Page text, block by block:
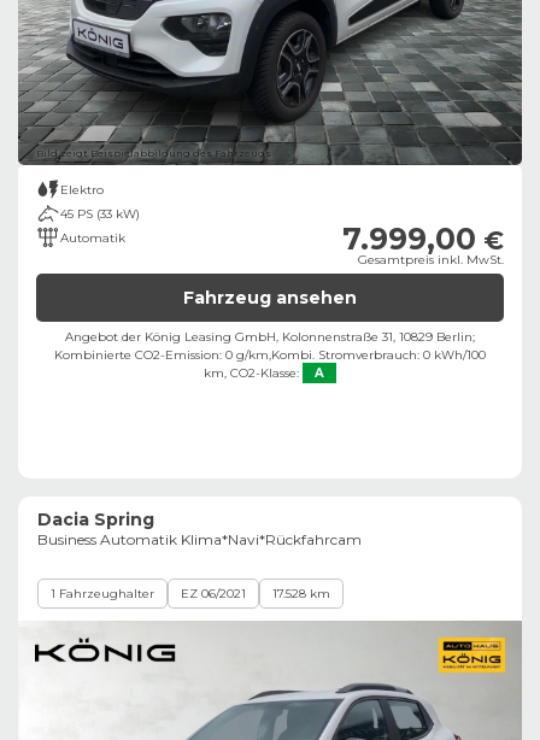
Bild zeigt Beispielabbildung des Fahrzeugs
Elektro
45 PS (33 kW)
Automatik
7.999,00 €
Gesamtpreis inkl. MwSt.
Fahrzeug ansehen
Angebot der König Leasing GmbH, Kolonnenstraße 31, 10829 Berlin;
Kombinierte CO2-Emission: 0 g/km,Kombi. Stromverbrauch: 0 kWh/100
km, CO2-Klasse: A
Dacia Spring
Business Automatik Klima*Navi*Rückfahrcam
1 Fahrzeughalter EZ 06/2021 17.528 km